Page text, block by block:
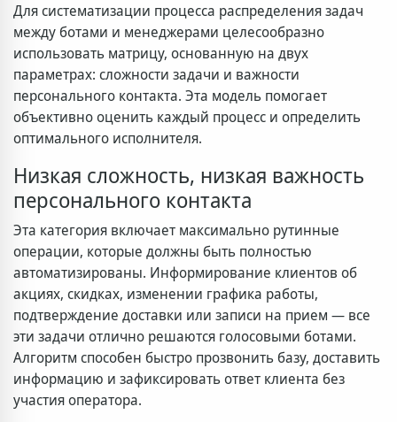
Для систематизации процесса распределения задач
между ботами и менеджерами целесообразно
использовать матрицу, основанную на двух
параметрах: сложности задачи и важности
персонального контакта. Эта модель помогает
объективно оценить каждый процесс и определить
оптимального исполнителя.
Низкая сложность, низкая важность
персонального контакта
Эта категория включает максимально рутинные
операции, которые должны быть полностью
автоматизированы. Информирование клиентов об
акциях, скидках, изменении графика работы,
подтверждение доставки или записи на прием — все
эти задачи отлично решаются голосовыми ботами.
Алгоритм способен быстро прозвонить базу, доставить
информацию и зафиксировать ответ клиента без
участия оператора.